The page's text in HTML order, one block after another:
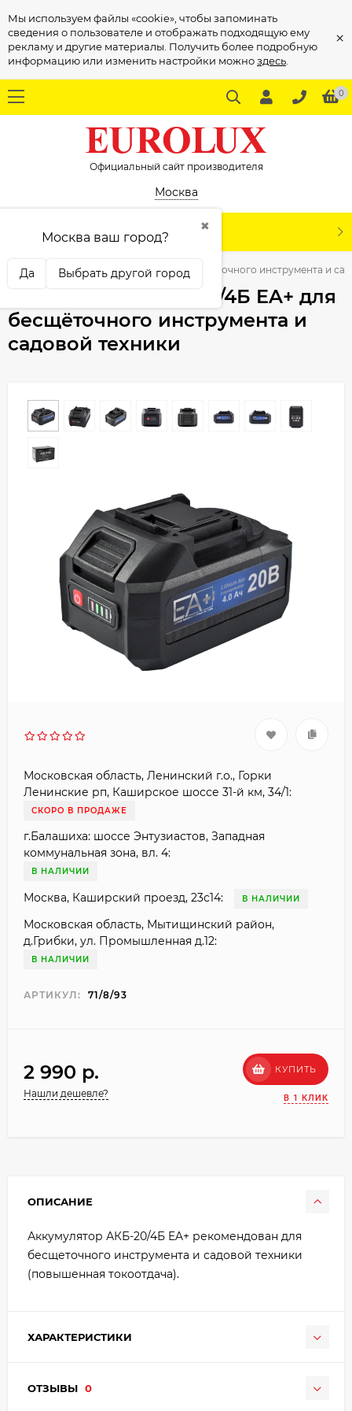
Мы используем файлы «cookie», чтобы запоминать
сведения о пользователе и отображать подходящую ему
рекламу и другие материалы. Получить более подробную
информацию или изменить настройки можноздесь
×
0
Официальный сайт производителя
Москва
✖
Москва ваш город?
Да Выбрать другой город
КАТАЛОГ
Аккумулятор АКБ-20/4Б EA+ для бесщёточного инструмента и
Аккумулятор АКБ-20/4Б EA+ для
бесщёточного инструмента и
садовой техники
Московская область, Ленинский г.о., Горки
Ленинские рп, Каширское шоссе 31-й км, 34/1:
СКОРО В ПРОДАЖЕ
г.Балашиха: шоссе Энтузиастов, Западная
коммунальная зона, вл. 4:
В НАЛИЧИИ
Москва, Каширский проезд, 23с14: В НАЛИЧИИ
Московская область, Мытищинский район,
д.Грибки, ул. Промышленная д.12:
В НАЛИЧИИ
АРТИКУЛ: 71/8/93
2 990 p.
Нашли дешевле?
КУПИТЬ
В 1 КЛИК
ОПИСАНИЕ
Аккумулятор АКБ-20/4Б EA+ рекомендован для
бесщеточного инструмента и садовой техники
(повышенная токоотдача).
ХАРАКТЕРИСТИКИ
ОТЗЫВЫ 0